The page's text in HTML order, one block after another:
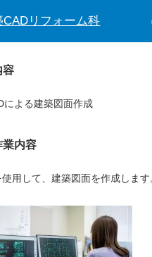
CADリフォーム科
容
による建築図面作成
業内容
用して、建築図面を作成します